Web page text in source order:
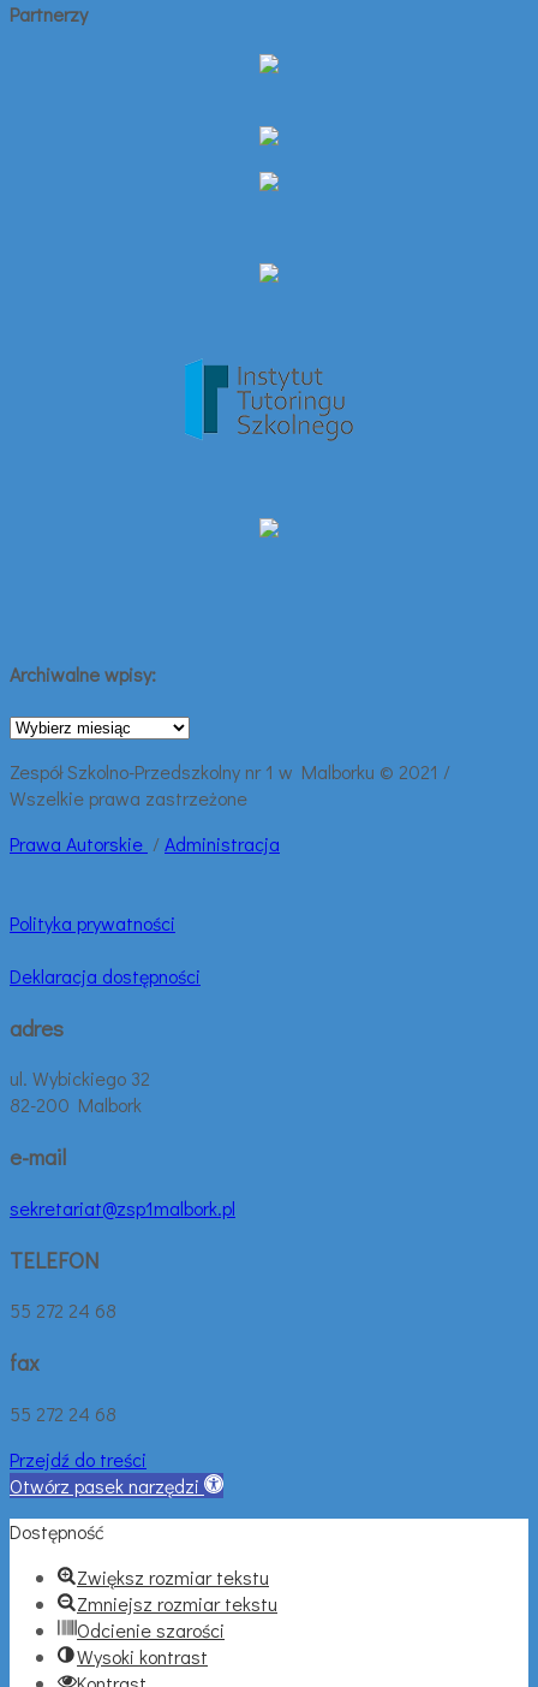
Partnerzy
Archiwalne wpisy:
Archiwalne
Zespół Szkolno-Przedszkolny nr 1 w Malborku © 2021 /
Wszelkie prawa zastrzeżone
Prawa Autorskie /Administracja
Polityka prywatności
Deklaracja dostępności
adres
ul. Wybickiego 32
82-200 Malbork
e-mail
sekretariat@zsp1malbork.pl
TELEFON
55 272 24 68
fax
55 272 24 68
Przejdź do treści
Otwórz pasek narzędzi
Dostępność
Zwiększ rozmiar tekstu
Zmniejsz rozmiar tekstu
Odcienie szarości
Wysoki kontrast